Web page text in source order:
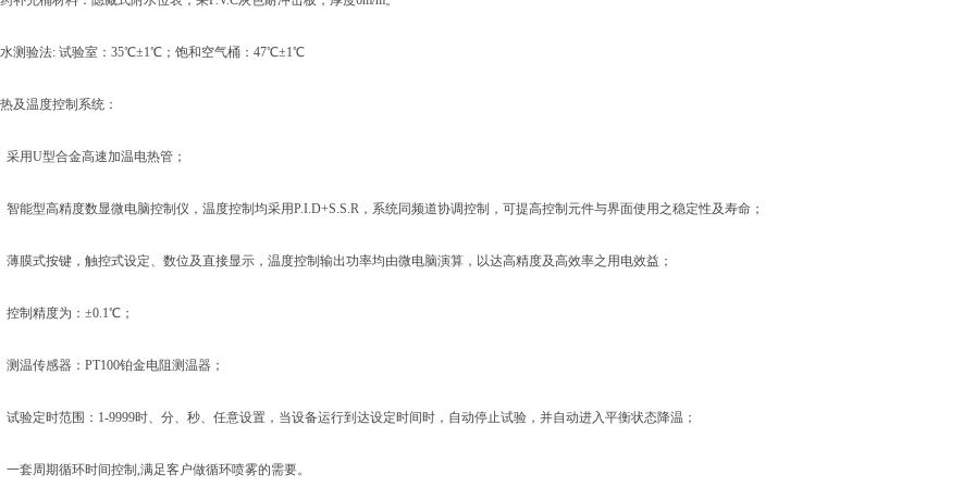
验法: 试验室：35℃±1℃；饱和空气桶：47℃±1℃
温度控制系统：
用U型合金高速加温电热管；
型高精度数显微电脑控制仪，温度控制均采用P.I.D+S.S.R，系统同频道协调控制，可提高控制元件与界面使用之稳定性及寿命；
式按键，触控式设定、数位及直接显示，温度控制输出功率均由微电脑演算，以达高精度及高效率之用电效益；
制精度为：±0.1℃；
温传感器：PT100铂金电阻测温器；
定时范围：1-9999时、分、秒、任意设置，当设备运行到达设定时间时，自动停止试验，并自动进入平衡状态降温；
套周期循环时间控制,满足客户做循环喷雾的需要。